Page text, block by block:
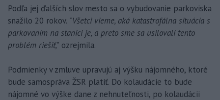
Podľa jej ďalších slov mesto sa o vybudovanie parkoviska
snažilo 20 rokov. "Všetci vieme, aká katastrofálna situácia s
parkovaním na stanici je, a preto sme sa usilovali tento
problém riešiť," ozrejmila.
Podmienky v zmluve upravujú aj výšku nájomného, ktoré
bude samospráva ŽSR platiť. Do kolaudácie to bude
nájomné vo výške dane z nehnuteľnosti, po kolaudácii